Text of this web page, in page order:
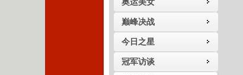
奥运美女
巅峰决战
今日之星
冠军访谈